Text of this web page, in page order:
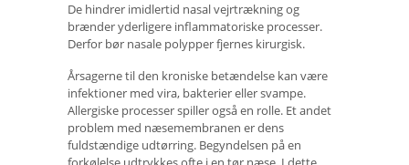
De hindrer imidlertid nasal vejrtrækning og
brænder yderligere inflammatoriske processer.
Derfor bør nasale polypper fjernes kirurgisk.
Årsagerne til den kroniske betændelse kan være
infektioner med vira, bakterier eller svampe.
Allergiske processer spiller også en rolle. Et andet
problem med næsemembranen er dens
fuldstændige udtørring. Begyndelsen på en